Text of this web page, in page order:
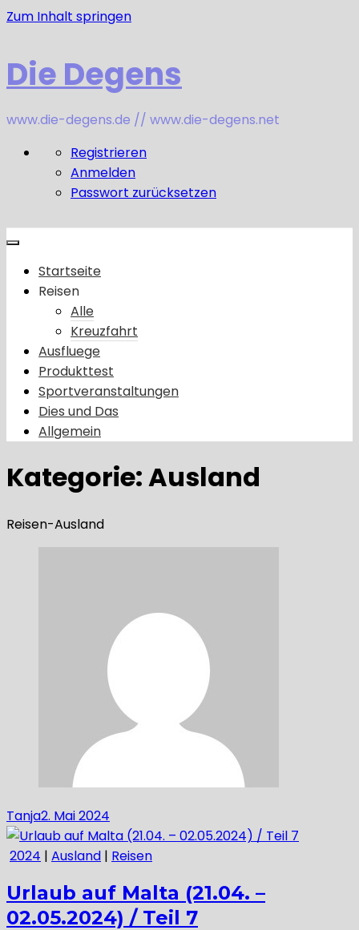
Zum Inhalt springen
Die Degens
www.die-degens.de // www.die-degens.net
Registrieren
Anmelden
Passwort zurücksetzen
Startseite
Reisen
Alle
Kreuzfahrt
Ausfluege
Produkttest
Sportveranstaltungen
Dies und Das
Allgemein
Kategorie:Ausland
Reisen-Ausland
Tanja2. Mai 2024
2024 | Ausland | Reisen
Urlaub auf Malta (21.04. –
02.05.2024) / Teil 7